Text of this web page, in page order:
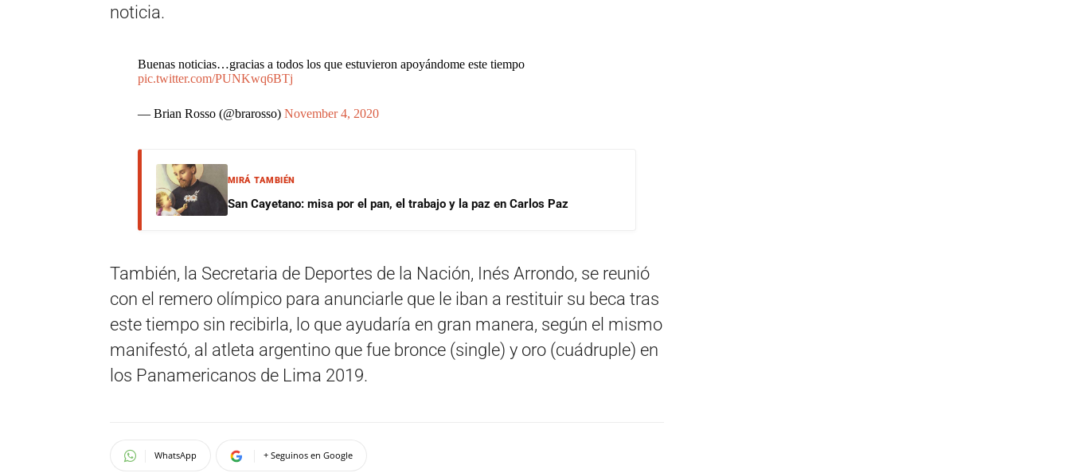
noticia.
Buenas noticias…gracias a todos los que estuvieron apoyándome este tiempo
pic.twitter.com/PUNKwq6BTj
— Brian Rosso (@brarosso) November 4, 2020
MIRÁ TAMBIÉN
San Cayetano: misa por el pan, el trabajo y la paz en Carlos Paz
También, la Secretaria de Deportes de la Nación, Inés Arrondo, se reunió
con el remero olímpico para anunciarle que le iban a restituir su beca tras
este tiempo sin recibirla, lo que ayudaría en gran manera, según el mismo
manifestó, al atleta argentino que fue bronce (single) y oro (cuádruple) en
los Panamericanos de Lima 2019.
WhatsApp + Seguinos en Google